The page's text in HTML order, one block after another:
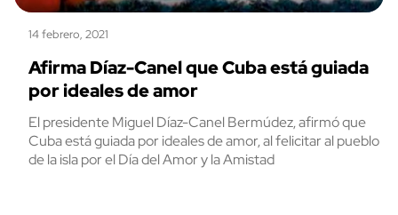
14 febrero, 2021
Afirma Díaz-Canel que Cuba está guiada
por ideales de amor
El presidente Miguel Díaz-Canel Bermúdez, afirmó que
Cuba está guiada por ideales de amor, al felicitar al pueblo
de la isla por el Día del Amor y la Amistad